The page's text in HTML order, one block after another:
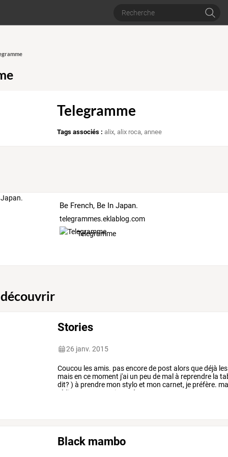
Telegramme
Tags associés : alix,alix roca,annee
Be French, Be In Japan.
telegrammes.eklablog.com
Telegramme
Stories
26 janv. 2015
Coucou lesamis. pasencorede post alorsquedéjà les
maisen ce moment j'ai un peu de mal à reprendre la
dit? ) à prendre mon styloet mon carnet, je préfère.
rédiger
qui à
Black mambo